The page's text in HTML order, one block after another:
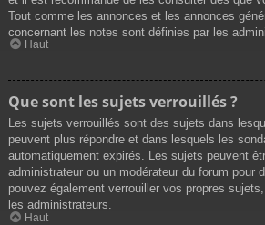
Tout comme les annonces et les annonces
concernant les notes sont définies par les
Haut
Que sont les sujets verrouillés ?
Les sujets verrouillés sont des sujets dans
peuvent plus répondre et dans lesquels les
automatiquement expirés. Les sujets peuvent
administrateur ou un modérateur du forum pour
pouvez également verrouiller vos propres
les administrateurs.
Haut